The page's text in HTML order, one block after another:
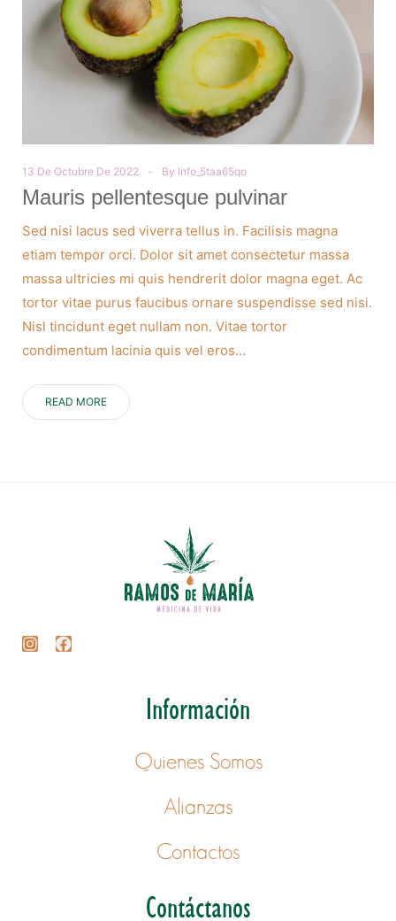
13 De Octubre De 2022 By Info_5taa65qo
Mauris pellentesque pulvinar
Sed nisi lacus sed viverra tellus in. Facilisis magna
etiam tempor orci. Dolor sit amet consectetur massa
massa ultricies mi quis hendrerit dolor magna eget. Ac
tortor vitae purus faucibus ornare suspendisse sed nisi.
Nisl tincidunt eget nullam non. Vitae tortor
condimentum lacinia quis vel eros…
READ MORE
Información
Quienes Somos
Alianzas
Contactos
Contáctanos